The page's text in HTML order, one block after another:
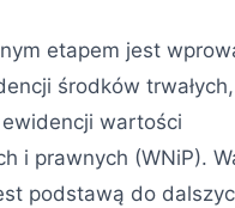
etapem jest
środków
ewidencji wartości
i prawnych (WNiP).
podstawą do